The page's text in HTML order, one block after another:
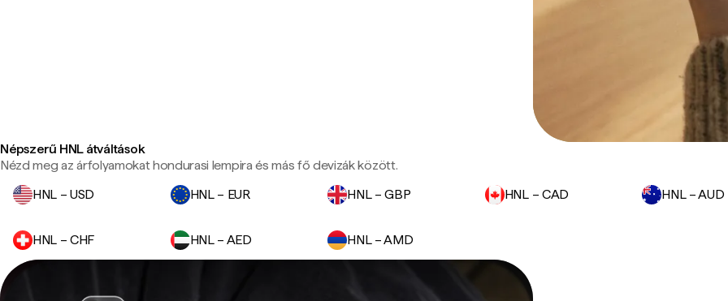
Népszerű HNL átváltások
Nézd meg az árfolyamokat hondurasi lempira és más fő devizák között.
HNL – USD
HNL – EUR HNL – GBP HNL – CAD HNL – AUD
HNL – CHF HNL – AED HNL – AMD